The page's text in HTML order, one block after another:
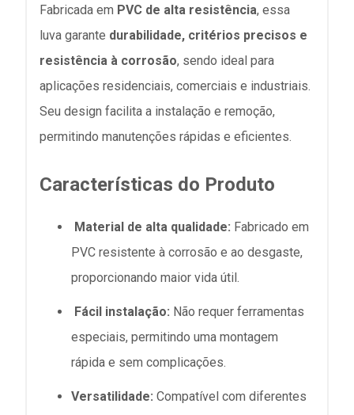
Fabricada em PVC de alta resistência, essa
luva garante durabilidade, critérios precisos e
resistência à corrosão, sendo ideal para
aplicações residenciais, comerciais e industriais.
Seu design facilita a instalação e remoção,
permitindo manutenções rápidas e eficientes.
Características do Produto
Material de alta qualidade: Fabricado em
PVC resistente à corrosão e ao desgaste,
proporcionando maior vida útil.
Fácil instalação: Não requer ferramentas
especiais, permitindo uma montagem
rápida e sem complicações.
Versatilidade: Compatível com diferentes